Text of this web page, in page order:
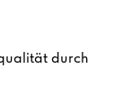
durch